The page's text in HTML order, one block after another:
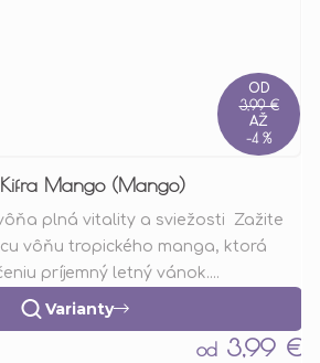
OD
3,99 €
AŽ
–4 %
Mango (Mango)
od 3,99 €
Varianty
plná vitality a sviežosti Zažite
vôňu tropického manga, ktorá
príjemný letný vánok....